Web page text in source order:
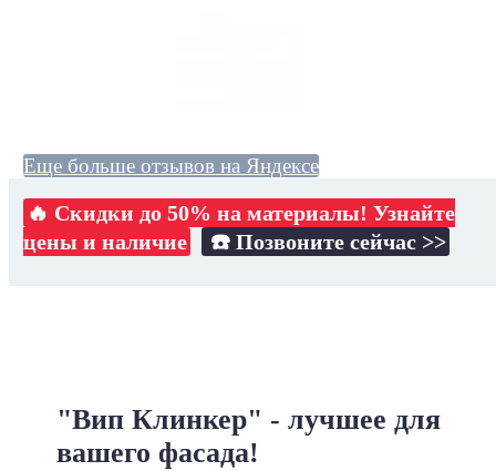
Еще больше отзывов на Яндексе
🔥 Скидки до 50% на материалы! Узнайте
цены и наличие
☎️ Позвоните сейчас >>
"Вип Клинкер" - лучшее для
вашего фасада!